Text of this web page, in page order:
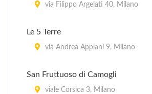
via Filippo Argelati 40, Milano
Le 5 Terre
via Andrea Appiani 9, Milano
San Fruttuoso di Camogli
viale Corsica 3, Milano